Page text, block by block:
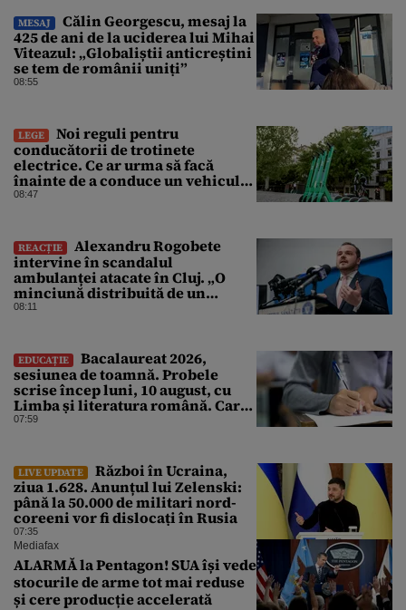
MESAJ
Călin Georgescu, mesaj la
425 de ani de la uciderea lui Mihai
Viteazul: „Globaliștii anticreștini
se tem de românii uniți”
08:55
LEGE
Noi reguli pentru
conducătorii de trotinete
electrice. Ce ar urma să facă
înainte de a conduce un vehicul
pe drumurile publice
08:47
REACȚIE
Alexandru Rogobete
intervine în scandalul
ambulanței atacate în Cluj. „O
minciună distribuită de un
milion de ori rămâne o
08:11
EDUCAȚIE
Bacalaureat 2026,
sesiunea de toamnă. Probele
scrise încep luni, 10 august, cu
Limba și literatura română. Care
sunt regulile promovării
07:59
LIVE UPDATE
Război în Ucraina,
ziua 1.628. Anunțul lui Zelenski:
până la 50.000 de militari nord-
coreeni vor fi dislocați în Rusia
07:35
Mediafax
ALARMĂ la Pentagon! SUA își vede
stocurile de arme tot mai reduse
și cere producție accelerată